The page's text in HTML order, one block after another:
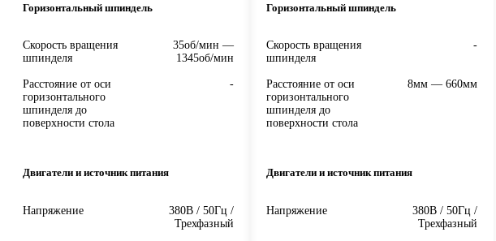
Горизонтальный шпиндель
Скорость вращения
шпинделя
35об/мин —
1345об/мин
Расстояние от оси
горизонтального
шпинделя до
поверхности стола
-
Двигатели и источник питания
Напряжение
380В / 50Гц /
Трехфазный
Горизонтальный шпиндель
Скорость вращения
шпинделя
-
Расстояние от оси
горизонтального
шпинделя до
поверхности стола
8мм — 660мм
Двигатели и источник питания
Напряжение
380В / 50Гц /
Трехфазный